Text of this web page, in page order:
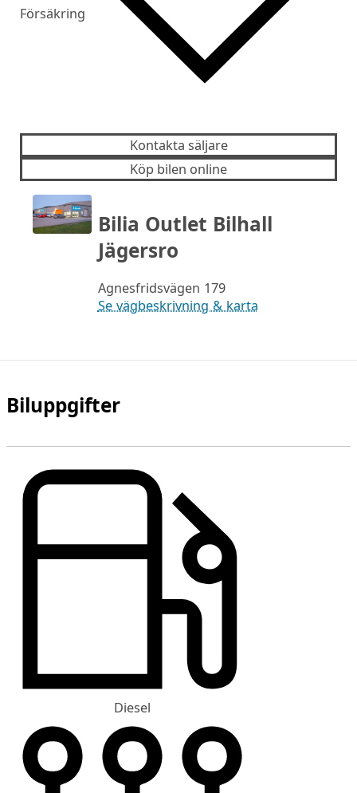
Försäkring
Kontakta säljare
Köp bilen online
Bilia Outlet Bilhall
Jägersro
Agnesfridsvägen 179
Se vägbeskrivning & karta
Biluppgifter
Diesel